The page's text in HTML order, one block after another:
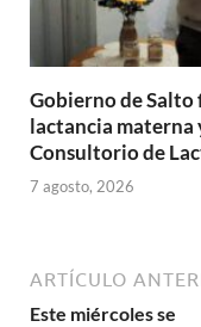
Gobierno de
lactancia materna
Consultorio de
7 agosto, 2026
ARTÍCULO
Este miércoles se